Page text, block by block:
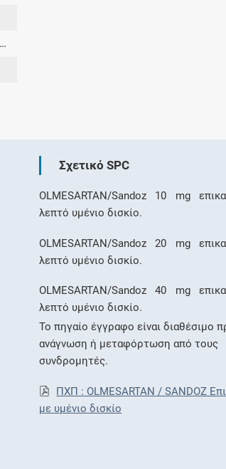
Σχετικό SPC
OLMESARTAN/Sandoz 10 mg
λεπτό υμένιο δισκίο.
OLMESARTAN/Sandoz 20 mg
λεπτό υμένιο δισκίο.
OLMESARTAN/Sandoz 40 mg
λεπτό υμένιο δισκίο.
Το πηγαίο έγγραφο είναι διαθέσιμο
ανάγνωση ή μεταφόρτωση από τους
συνδρομητές.
ΠΧΠ : OLMESARTAN / SANDOZ
με υμένιο δισκίο